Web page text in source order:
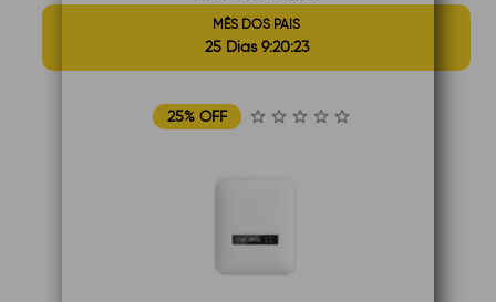
MÊS DOS PAIS
25 Dias 9:20:22
25% OFF